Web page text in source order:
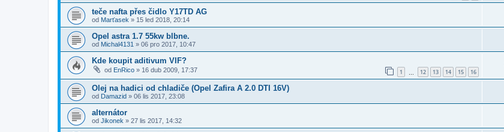
teče nafta přes čidlo Y17TD AG
od Marťasek » 15 led 2018, 20:14
Opel astra 1.7 55kw blbne.
od Michal4131 » 06 pro 2017, 10:47
Kde koupit aditivum VIF?
od EnRico » 16 dub 2009, 17:37 1 12 13 14 15 16
Olej na hadici od chladiče (Opel Zafira A 2.0 DTI 16V)
od Damazid » 06 lis 2017, 23:08
alternátor
od Jikonek » 27 lis 2017, 14:32